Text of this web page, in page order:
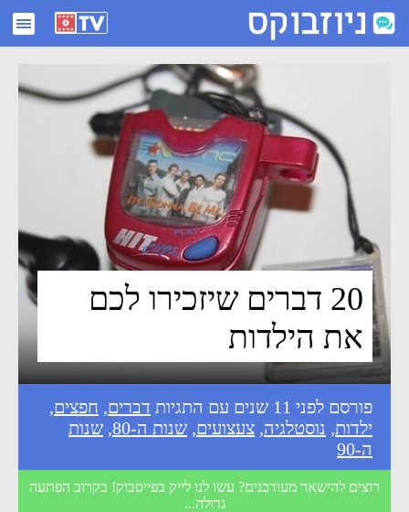
20 דברים שיזכירו לכם את הילדות - ניוזבוקס
20 דברים שיזכירו לכם
את הילדות
פורסם לפני 11 שנים עם התגיות דברים, חפצים,
ילדות, נוסטלגיה, צעצועים, שנות ה-80 , שנות
ה-90
רוצים להישאר מעודכנים? עשו לנו לייק בפייסבוק! בקרוב הפתעה
גדולה...